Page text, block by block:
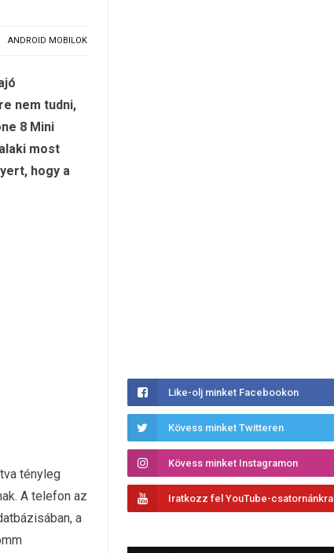
ANDROID MOBILOK
nem tudni,
8 Mini
most
hogy a
tényleg
A telefon az
a
Like-olj minket Facebookon
Kövess minket Twitteren
Kövess minket Instagramon
Iratkozz fel YouTube-csatornánkra